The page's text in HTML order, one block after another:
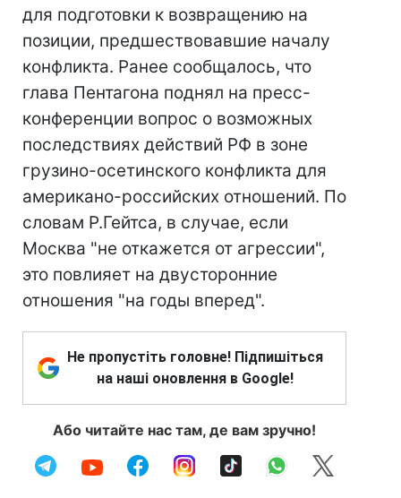
для подготовки к возвращению на
позиции, предшествовавшие началу
конфликта. Ранее сообщалось, что
глава Пентагона поднял на пресс-
конференции вопрос о возможных
последствиях действий РФ в зоне
грузино-осетинского конфликта для
американо-российских отношений. По
словам Р.Гейтса, в случае, если
Москва "не откажется от агрессии",
это повлияет на двусторонние
отношения "на годы вперед".
Не пропустіть головне! Підпишіться
на наші оновлення в Google!
Або читайте нас там, де вам зручно!